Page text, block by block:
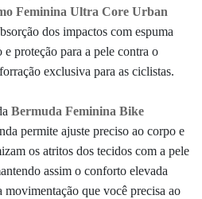
Feminina Ultra Core Urban
dos impactos com espuma
proteção para a pele contra o
exclusiva para as ciclistas.
Bermuda Feminina Bike
permite ajuste preciso ao corpo e
os atritos dos tecidos com a pele
assim o conforto elevada
movimentação que você precisa ao